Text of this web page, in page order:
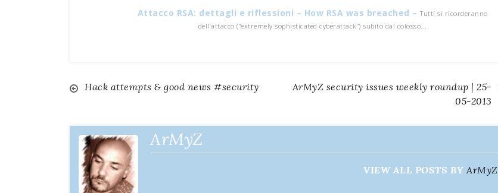
Attacco RSA: dettagli e riflessioni – How RSA was breached –Tutti si ricorderanno
dell’attacco (“extremely sophisticated cyberattack“) subito dal colosso...
Navigazione
articoli
Hack attempts & good news #security
ArMyZ security issues weekly roundup | 25-
05-2013
ArMyZ
VIEW ALL POSTS BYArMyZ